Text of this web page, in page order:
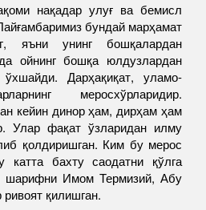
нақадар улуғ ва бемисл
бундай марҳамат
яъни унинг бошқалардан
ойнинг бошқа юлдузлардан
Дарҳақиқат, уламо-
меросхўрларидир.
кейин динор ҳам, дирҳам ҳам
Улар фақат ўзларидан илму
қолдиришган. Ким бу мерос
бахту саодатни қўлга
шарифни Имом Термизий, Абу
қилишган.